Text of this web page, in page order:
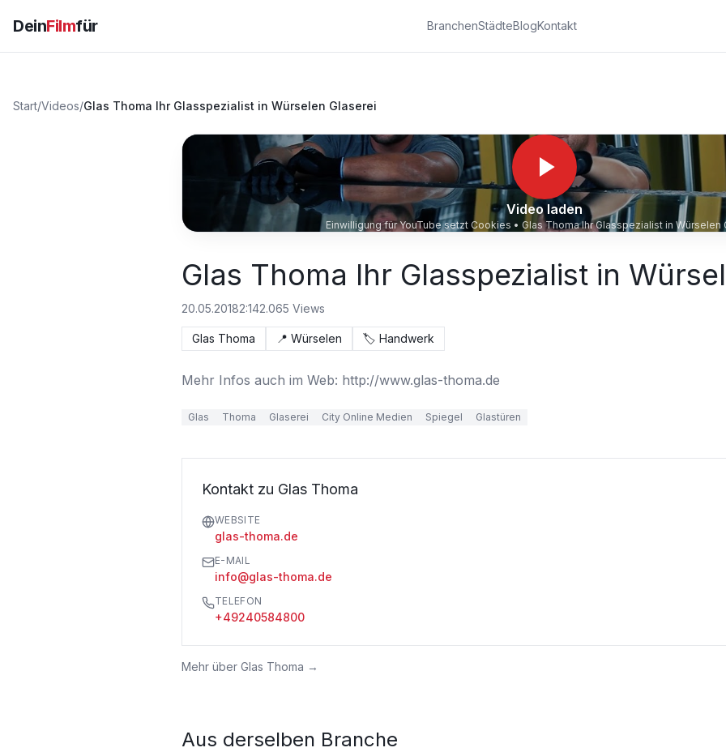
DeinFilmfür BranchenStädteBlogKontakt
Start/Videos/Glas Thoma Ihr Glasspezialist in Würselen Glaserei
Video laden
Einwilligung für YouTube setzt Cookies • Glas Thoma Ihr Glasspezialist in
Glas Thoma Ihr Glasspezialist in
20.05.20182:142.065 Views
Glas Thoma 📍 Würselen 🏷️ Handwerk
Mehr Infos auch im Web: http://www.glas-thoma.de
Glas Thoma Glaserei City Online Medien Spiegel Glastüren
Kontakt zu Glas Thoma
WEBSITE
glas-thoma.de
E-MAIL
info@glas-thoma.de
TELEFON
+49240584800
Mehr über Glas Thoma →
Aus derselben Branche